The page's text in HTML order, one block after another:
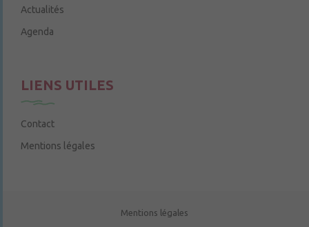
Actualités
Agenda
LIENS UTILES
Contact
Mentions légales
Mentions légales